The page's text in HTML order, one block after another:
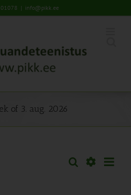
| info@pikk.ee
of 3. aug. 2026
Sündmused
Otsi Nädal